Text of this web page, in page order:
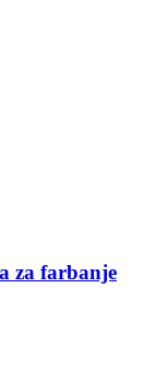
za farbanje